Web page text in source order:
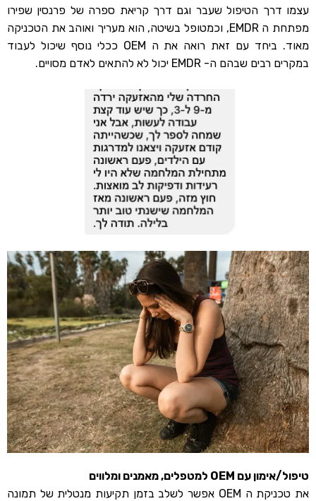
עצמו דרך הטיפול שעבר וגם דרך קריאת ספרה של פרנסין שפירו
מפתחת ה EMDR, וכמטופל בשיטה, הוא מעריך ואוהב את הטכניקה
מאוד. ביחד עם זאת רואה את ה OEM ככלי נוסף שיכול לעבוד
במקרים רבים שבהם ה- EMDR יכול לא להתאים לאדם מסויים.
טיפול/אימון עם OEM למטפלים, מאמנים ומלווים
את טכניקת ה OEM אפשר לשלב בזמן תקיעות מנטלית של תמונה